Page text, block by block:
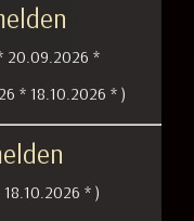
20.09.2026 *
* 18.10.2026 * )
18.10.2026 * )